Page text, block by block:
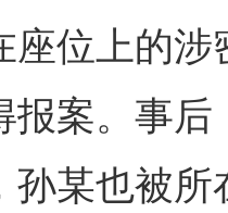
座位上的
报案。事
孙某也被所